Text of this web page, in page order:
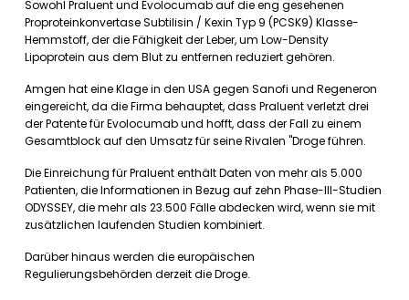
Sowohl Praluent und Evolocumab auf die eng gesehenen
Proproteinkonvertase Subtilisin / Kexin Typ 9 (PCSK9) Klasse-
Hemmstoff, der die Fähigkeit der Leber, um Low-Density
Lipoprotein aus dem Blut zu entfernen reduziert gehören.
Amgen hat eine Klage in den USA gegen Sanofi und Regeneron
eingereicht, da die Firma behauptet, dass Praluent verletzt drei
der Patente für Evolocumab und hofft, dass der Fall zu einem
Gesamtblock auf den Umsatz für seine Rivalen "Droge führen.
Die Einreichung für Praluent enthält Daten von mehr als 5.000
Patienten, die Informationen in Bezug auf zehn Phase-III-Studien
ODYSSEY, die mehr als 23.500 Fälle abdecken wird, wenn sie mit
zusätzlichen laufenden Studien kombiniert.
Darüber hinaus werden die europäischen
Regulierungsbehörden derzeit die Droge.